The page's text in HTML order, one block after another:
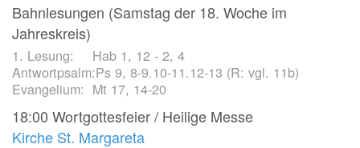
Bahnlesungen (Samstag der 18. Woche im
Jahreskreis)
Hab 1, 12 - 2, 4
Ps 9, 8-9.10-11.12-13 (R: vgl. 11b)
Mt 17, 14-20
18:00 Wortgottesfeier / Heilige Messe
Kirche St. Margareta